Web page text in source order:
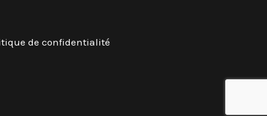
de confidentialité